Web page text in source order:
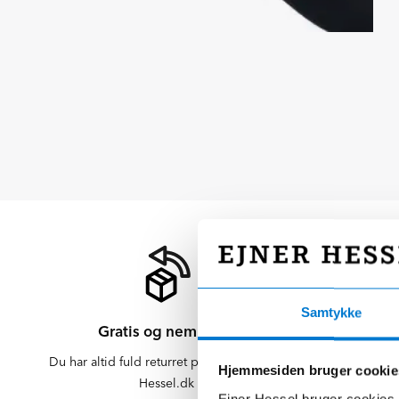
Samtykke
Hjemmesiden bruger
Gratis og nem retur
Du har altid fuld returret på varer købt på
Hessel.dk
Der er altid